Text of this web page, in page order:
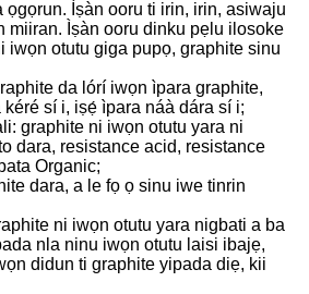
Ìṣàn ooru ti irin, irin, asiwaju
miiran. Ìṣàn ooru dinku pẹlu ilosoke
iwọn otutu giga pupọ, graphite sinu
da lórí iwọn ìpara graphite,
sí i, iṣẹ́ ìpara náà dára sí i;
graphite ni iwọn otutu yara ni
dara, resistance acid, resistance
Organic;
dara, a le fọ ọ sinu iwe tinrin
ni iwọn otutu yara nigbati a ba
nla ninu iwọn otutu laisi ibajẹ,
didun ti graphite yipada diẹ, kii